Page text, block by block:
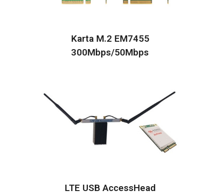
Karta M.2 EM7455
300Mbps/50Mbps
LTE USB AccessHead